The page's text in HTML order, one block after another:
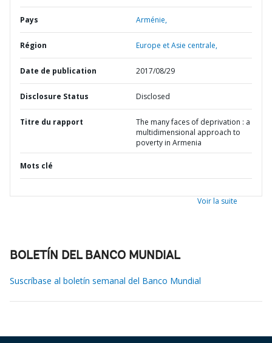
Pays Arménie,
Région Europe et Asie centrale,
Date de publication 2017/08/29
Disclosure Status Disclosed
Titre du rapport
The many faces of deprivation : a
multidimensional approach to
poverty in Armenia
Mots clé
Voir la suite
BOLETÍN DEL BANCO MUNDIAL
Suscríbase al boletín semanal del Banco Mundial